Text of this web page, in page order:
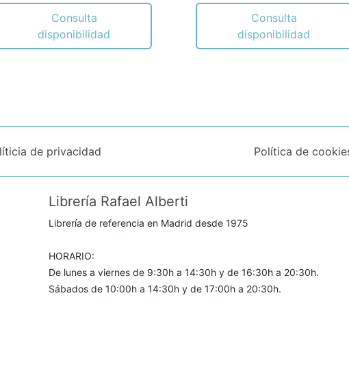
Consulta
disponibilidad
Consulta
disponibilidad
de privacidad Política de
Librería Rafael Alberti
Librería de referencia en Madrid desde 1975
HORARIO:
De lunes a viernes de 9:30h a 14:30h y de 16:30h a 20:30h.
Sábados de 10:00h a 14:30h y de 17:00h a 20:30h.